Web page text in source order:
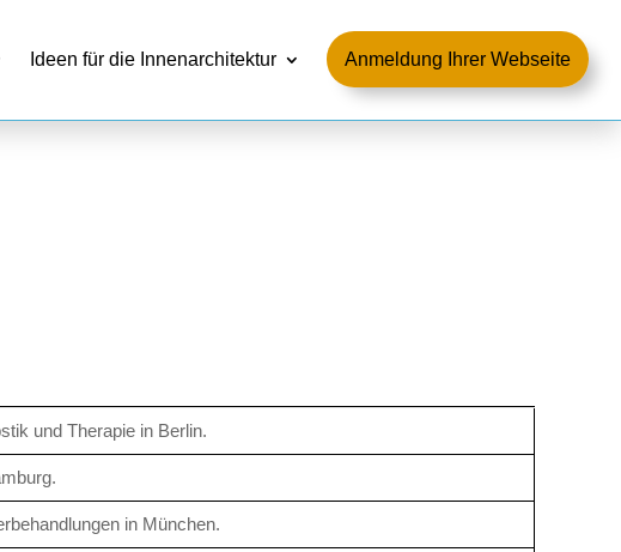
Ideen für die Innenarchitektur Anmeldung Ihrer Webseite
und Therapie in Berlin.
in München.